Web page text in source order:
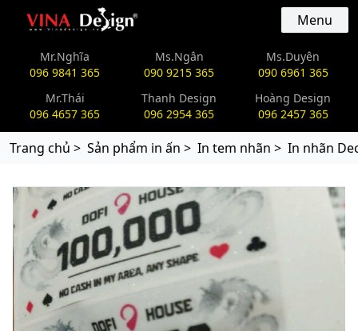
vinadesign.vn Menu
Mr.Nghĩa
096 9841 365
Ms.Ngân
090 9215 365
Ms.Duyên
090 6961 365
Mr.Thái
096 4657 365
Thanh Design
096 2954 365
Hoàng Design
096 2457 365
Trang chủ > Sản phẩm in ấn > In tem nhãn > In nhãn